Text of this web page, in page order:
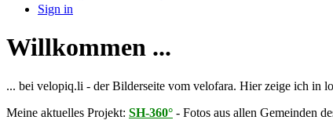
Sign in
Willkommen ...
... bei velopiq.li - der Bilderseite vom velofara. Hier zeige ich in
Meine aktuelles Projekt: SH-360° - Fotos aus allen Gemeinden